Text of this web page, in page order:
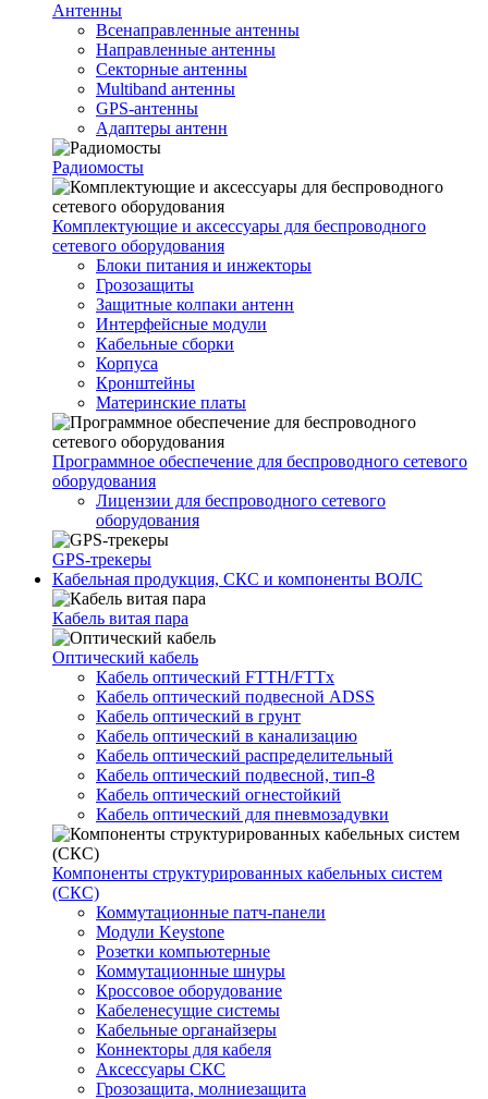
Антенны
Всенаправленные антенны
Направленные антенны
Секторные антенны
Multiband антенны
GPS-антенны
Адаптеры антенн
Радиомосты
Комплектующие и аксессуары для беспроводного
сетевого оборудования
Блоки питания и инжекторы
Грозозащиты
Защитные колпаки антенн
Интерфейсные модули
Кабельные сборки
Корпуса
Кронштейны
Материнские платы
Программное обеспечение для беспроводного сетевого
оборудования
Лицензии для беспроводного сетевого
оборудования
GPS-трекеры
Кабельная продукция, СКС и компоненты ВОЛС
Кабель витая пара
Оптический кабель
Кабель оптический FTTH/FTTx
Кабель оптический подвесной ADSS
Кабель оптический в грунт
Кабель оптический в канализацию
Кабель оптический распределительный
Кабель оптический подвесной, тип-8
Кабель оптический огнестойкий
Кабель оптический для пневмозадувки
Компоненты структурированных кабельных систем
(СКС)
Коммутационные патч-панели
Модули Keystone
Розетки компьютерные
Коммутационные шнуры
Кроссовое оборудование
Кабеленесущие системы
Кабельные органайзеры
Коннекторы для кабеля
Аксессуары СКС
Грозозащита, молниезащита